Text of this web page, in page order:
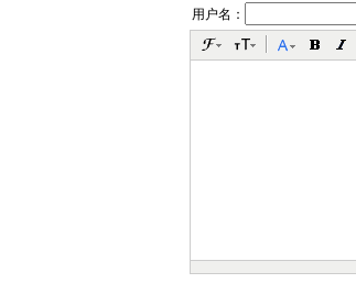
用户名：